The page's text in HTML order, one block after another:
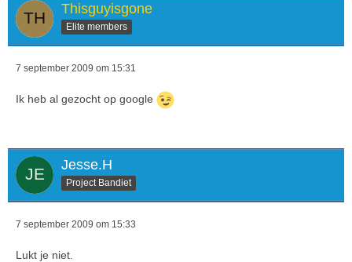
Thisguyisgone
Elite members
7 september 2009 om 15:31
Ik heb al gezocht op google
Jesse.H
Project Bandiet
7 september 2009 om 15:33
Lukt je niet.